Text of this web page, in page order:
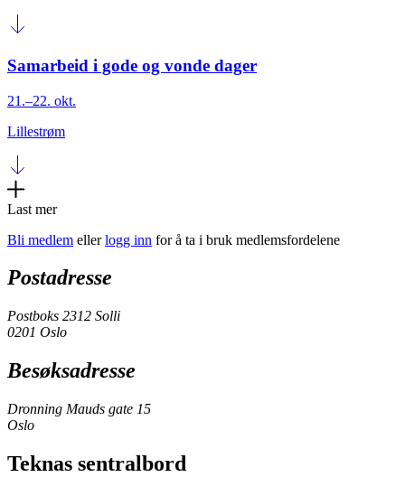
Samarbeid i gode og vonde dager
21.–22. okt.
Lillestrøm
Last mer
Bli medlem ellerlogg inn for å ta i bruk medlemsfordelene
Postadresse
Postboks 2312 Solli
0201 Oslo
Besøksadresse
Dronning Mauds gate 15
Oslo
Teknas sentralbord